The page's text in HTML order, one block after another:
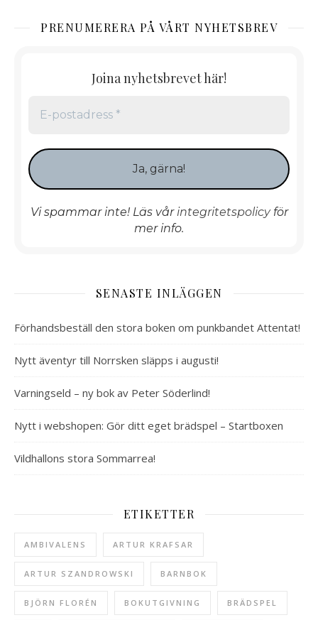
PRENUMERERA PÅ VÅRT NYHETSBREV
Joina nyhetsbrevet här!
Vi spammar inte! Läs vårintegritetspolicyför
mer info.
SENASTE INLÄGGEN
Förhandsbeställ den stora boken om punkbandet Attentat!
Nytt äventyr till Norrsken släpps i augusti!
Varningseld – ny bok av Peter Söderlind!
Nytt i webshopen: Gör ditt eget brädspel – Startboxen
Vildhallons stora Sommarrea!
ETIKETTER
AMBIVALENS ARTUR KRAFSAR
ARTUR SZANDROWSKI BARNBOK
BJÖRN FLORÉN BOKUTGIVNING BRÄDSPEL